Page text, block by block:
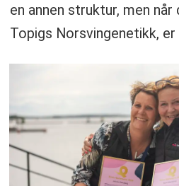
en annen struktur, men
Topigs Norsvingenetikk,